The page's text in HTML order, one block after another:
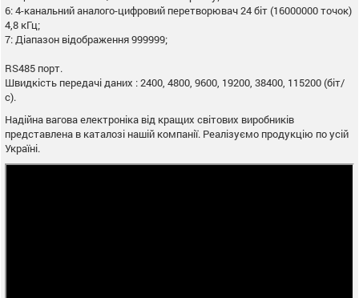
6: 4-канальний аналого-цифровий перетворювач 24 біт (16000000 точок)
4,8 кГц;
7: Діапазон відображення 999999;
RS485 порт.
Швидкість передачі даних : 2400, 4800, 9600, 19200, 38400, 115200 (біт/
с).
Надійна вагова електроніка від кращих світових виробників
представлена в каталозі нашій компанії. Реалізуємо продукцію по усій
Україні.